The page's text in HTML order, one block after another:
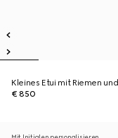
Kleines Etui mit Riemen
€ 850